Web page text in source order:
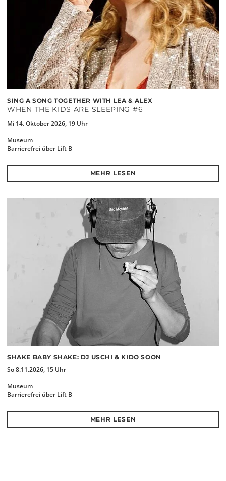
SING A SONG TOGETHER WITH LEA & ALEX
WHEN THE KIDS ARE SLEEPING #6
Mi 14. Oktober 2026, 19 Uhr
Museum
Barrierefrei über Lift B
MEHR LESEN
SHAKE BABY SHAKE: DJ USCHI & KIDO SOON
So 8.11.2026, 15 Uhr
Museum
Barrierefrei über Lift B
MEHR LESEN